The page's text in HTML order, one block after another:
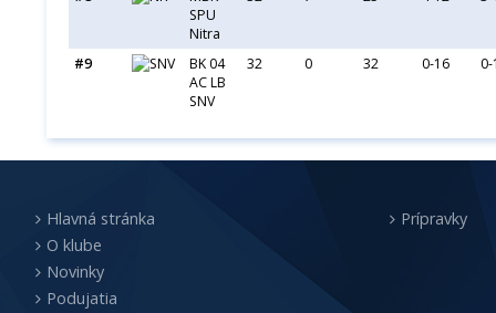
SPU
Nitra
#9
BK 04
AC LB
SNV
32 0 32 0-16 0-
Hlavná stránka
O klube
Novinky
Podujatia
Prípravky